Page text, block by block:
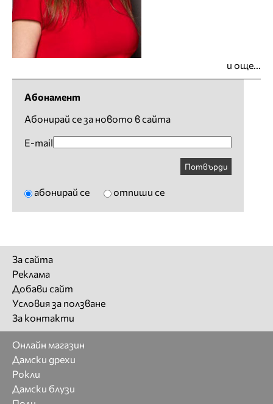
и още...
Абонамент
Абонирай се за новото в сайта
E-mail
Потвърди
абонирай се отпиши се
За сайта
Реклама
Добави сайт
Условия за ползване
За контакти
Онлайн магазин
Дамски дрехи
Рокли
Дамски блузи